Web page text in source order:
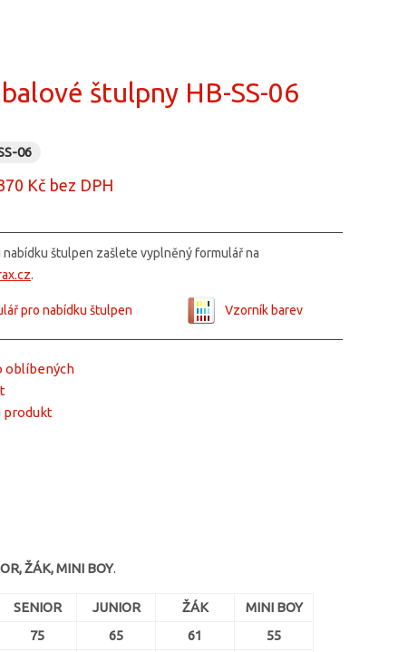
štulpny HB-SS-06
06
Kč bez DPH
nabídku štulpen zašlete vyplněný formulář na
.
pro nabídku štulpen Vzorník barev
oblíbených
produkt
ŽÁK, MINI BOY.
SENIOR JUNIOR ŽÁK
MINI BOY
75 65 61
55